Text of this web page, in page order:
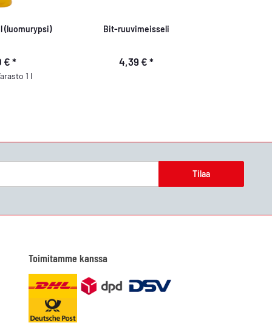
(luomurypsi)
€ *
1 l
Bit-ruuvimeisseli
4,39 € *
Tilaa
Toimitamme kanssa